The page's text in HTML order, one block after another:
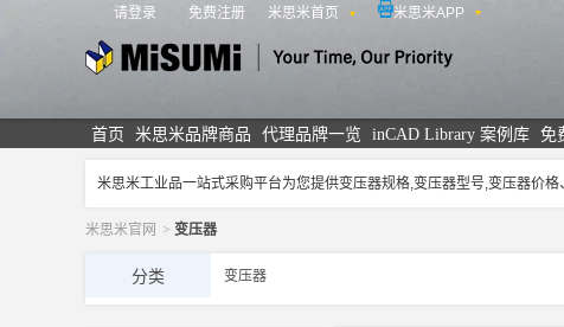
请登录 免费注册 米思米首页 米思米APP
首页 米思米品牌商品 代理品牌一览 inCAD Library 案例库 免
米思米工业品一站式采购平台为您提供变压器规格,变压器型号,变压器价
米思米官网 > 变压器
分类 变压器